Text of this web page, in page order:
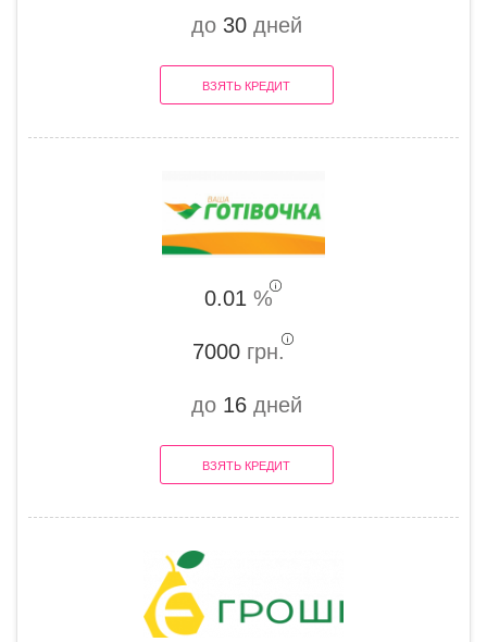
до 30дней
ВЗЯТЬ КРЕДИТ
0.01 %
7000грн.
до 16дней
ВЗЯТЬ КРЕДИТ